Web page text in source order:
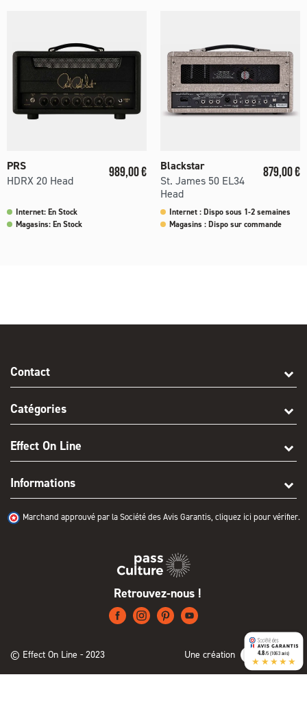
PRS
HDRX 20 Head
Prix
989,00 €
Internet: En Stock
Magasins: En Stock
Blackstar
St. James 50 EL34
Head
Prix
879,00 €
Internet : Dispo sous 1-2 semaines
Magasins : Dispo sur commande
Contact
Catégories
Effect On Line
Informations
Marchand approuvé par la Société des Avis Garantis, cliquez ici pour vérifier.
Retrouvez-nous !
© Effect On Line - 2023 Une création 4.8/5 (1063 avis)
★★★★★